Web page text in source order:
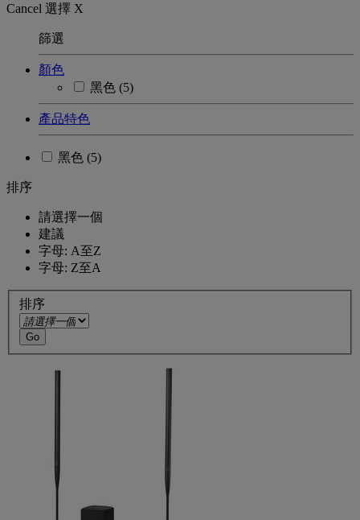
Cancel 選擇 X
篩選
顏色
黑色 (5)
產品特色
黑色 (5)
排序
請選擇一個
建議
字母: A至Z
字母: Z至A
排序
Go